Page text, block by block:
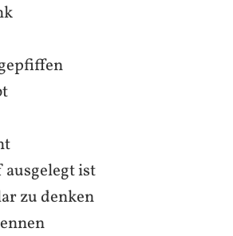
ausgelegt ist
zu denken